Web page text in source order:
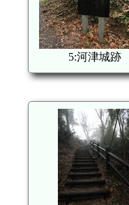
5:河津城跡